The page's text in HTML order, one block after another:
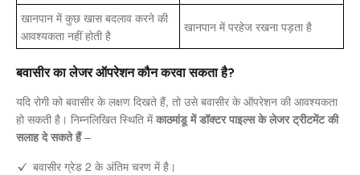
खानपान में कुछ खास बदलाव करने की
आवश्यकता नहीं होती है
खानपान में परहेज रखना पड़ता है
बवासीर का लेजर ऑपरेशन कौन करवा सकता है?
यदि रोगी को बवासीर के लक्षण दिखते हैं, तो उसे बवासीर के ऑपरेशन की आवश्यकता
हो सकती है। निम्नलिखित स्थिति मेंकाठमांडू में डॉक्टर पाइल्स के लेजर ट्रीटमेंट की
सलाह दे सकते हैं–
बवासीर ग्रेड 2 के अंतिम चरण में है।